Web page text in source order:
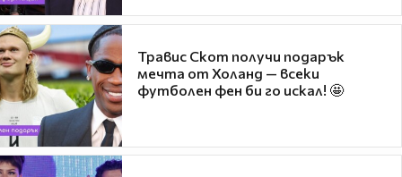
Травис Скот получи подарък
мечта от Холанд — всеки
футболен фен би го искал! 🤩